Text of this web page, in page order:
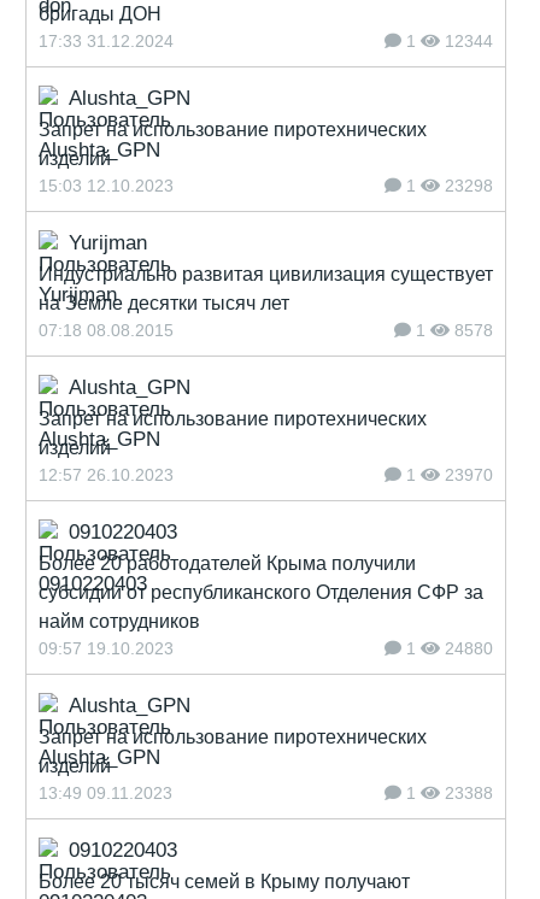
бригады ДОН
17:33 31.12.2024 1 12344
Alushta_GPN
Запрет на использование пиротехнических
изделий
15:03 12.10.2023 1 23298
Yurijman
Индустриально развитая цивилизация существует
на Земле десятки тысяч лет
07:18 08.08.2015 1 8578
Alushta_GPN
Запрет на использование пиротехнических
изделий
12:57 26.10.2023 1 23970
0910220403
Более 20 работодателей Крыма получили
субсидии от республиканского Отделения СФР за
найм сотрудников
09:57 19.10.2023 1 24880
Alushta_GPN
Запрет на использование пиротехнических
изделий
13:49 09.11.2023 1 23388
0910220403
Более 20 тысяч семей в Крыму получают